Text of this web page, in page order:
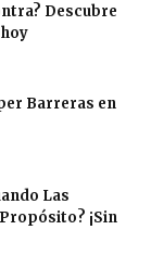
Descubre
Barreras en
Las
¡Sin